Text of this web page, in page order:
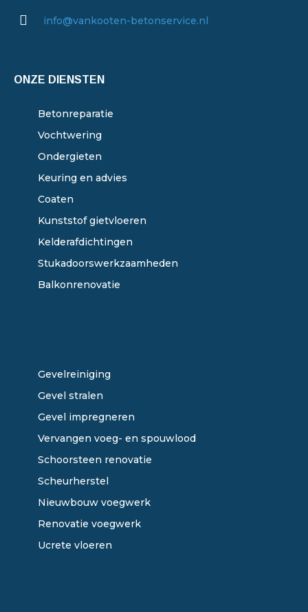
info@vankooten-betonservice.nl
ONZE DIENSTEN
Betonreparatie
Vochtwering
Ondergieten
Keuring en advies
Coaten
Kunststof gietvloeren
Kelderafdichtingen
Stukadoorswerkzaamheden
Balkonrenovatie
Gevelreiniging
Gevel stralen
Gevel impregneren
Vervangen voeg- en spouwlood
Schoorsteen renovatie
Scheurherstel
Nieuwbouw voegwerk
Renovatie voegwerk
Ucrete vloeren